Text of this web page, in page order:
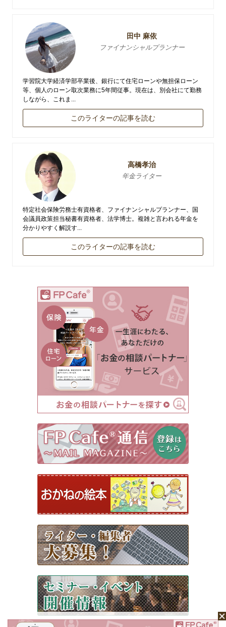
田中 麻依
ファイナンシャルプランナー
学習院大学経済学部卒業後、銀行にて住宅ローンや無担保ローン
等、個人のローン取次業務に5年間従事。現在は、別会社にて勤務
しながら、これま...
このライターの記事を読む
高橋孝治
年金ライター
特定社会保険労務士有資格者、ファイナンシャルプランナー、国
会議員政策担当秘書有資格者、法学博士。複雑と言われる年金を
分かりやすく解説す...
このライターの記事を読む